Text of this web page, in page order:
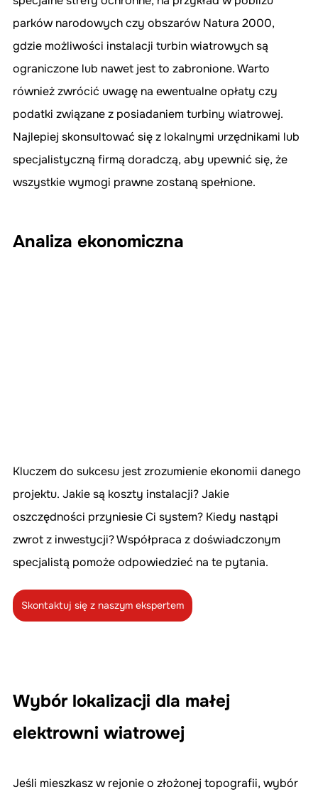
parków narodowych czy obszarów Natura 2000,
gdzie możliwości instalacji turbin wiatrowych są
ograniczone lub nawet jest to zabronione. Warto
również zwrócić uwagę na ewentualne opłaty czy
podatki związane z posiadaniem turbiny wiatrowej.
Najlepiej skonsultować się z lokalnymi urzędnikami lub
specjalistyczną firmą doradczą, aby upewnić się, że
wszystkie wymogi prawne zostaną spełnione.
Analiza ekonomiczna
Kluczem do sukcesu jest zrozumienie ekonomii danego
projektu. Jakie są koszty instalacji? Jakie
oszczędności przyniesie Ci system? Kiedy nastąpi
zwrot z inwestycji? Współpraca z doświadczonym
specjalistą pomoże odpowiedzieć na te pytania.
Skontaktuj się z naszym ekspertem
Wybór lokalizacji dla małej
elektrowni wiatrowej
Jeśli mieszkasz w rejonie o złożonej topografii, wybór